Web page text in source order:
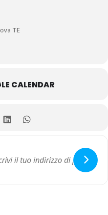
TE
CALENDAR